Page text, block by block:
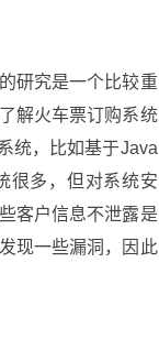
研究是一个比较重
解火车票订购系统
统，比如基于Java
很多，但对系统安
客户信息不泄露是
现一些漏洞，因此